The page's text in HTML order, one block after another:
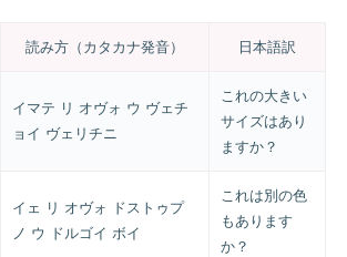
読み方（カタカナ発音） 日本語訳
イマテ リ オヴォ ウ ヴェチ
ョイ ヴェリチニ
これの大きい
サイズはあり
ますか？
イェ リ オヴォ ドストゥプ
ノ ウ ドルゴイ ボイ
これは別の色
もあります
か？